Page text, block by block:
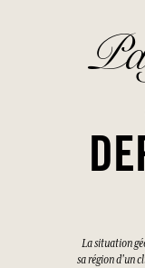
La situation
sa région d'un